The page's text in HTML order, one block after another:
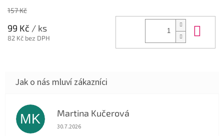
157 Kč
99 Kč / ks
82 Kč bez DPH
MK Martina Kučerová
Hodnocení obchodu je 5 z 5 hvězdiček.
30.7.2026